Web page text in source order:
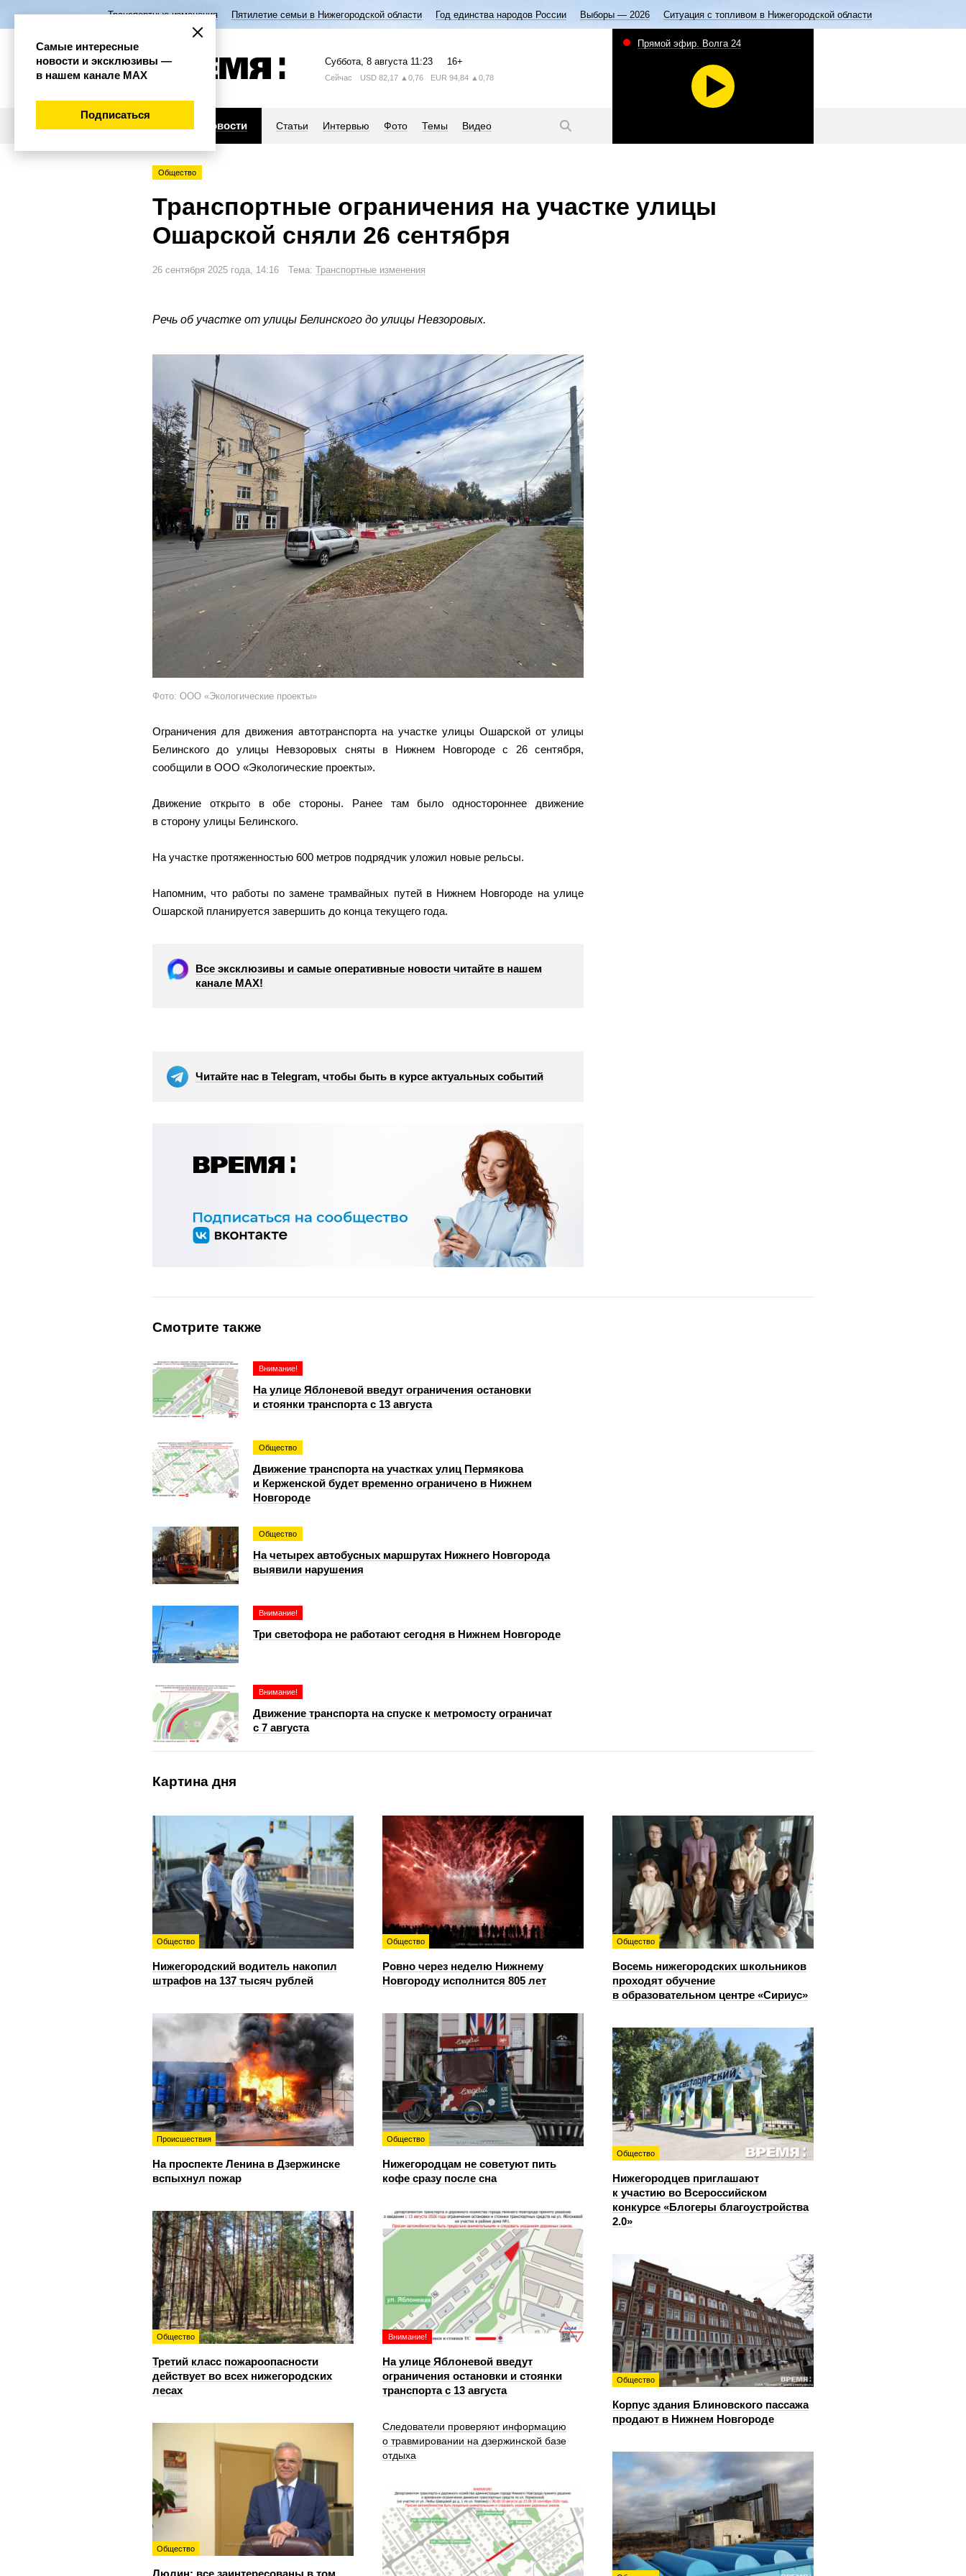
Транспортные изменения Пятилетие семьи в Нижегородской области Год единства народов России Выборы — 2026 Ситуация с топливом в Нижегородской области
Суббота, 8 августа 11:23 16+
Сейчас USD 82,17 ▲0,76 EUR 94,84 ▲0,78
Новости Статьи Интервью Фото Темы Видео
Прямой эфир. Волга 24
Общество
Транспортные ограничения на участке улицы
Ошарской сняли 26 сентября
26 сентября 2025 года, 14:16 Тема: Транспортные изменения
Речь об участке от улицы Белинского до улицы Невзоровых.
Фото: ООО «Экологические проекты»
Ограничения для движения автотранспорта на участке улицы Ошарской от улицы
Белинского до улицы Невзоровых сняты в Нижнем Новгороде с 26 сентября,
сообщили в ООО «Экологические проекты».
Движение открыто в обе стороны. Ранее там было одностороннее движение
в сторону улицы Белинского.
На участке протяженностью 600 метров подрядчик уложил новые рельсы.
Напомним, что работы по замене трамвайных путей в Нижнем Новгороде на улице
Ошарской планируется завершить до конца текущего года.
Все эксклюзивы и самые оперативные новости читайте в нашем
канале МАХ!
Читайте нас в Telegram, чтобы быть в курсе актуальных событий
Смотрите также
Внимание!
На улице Яблоневой введут ограничения остановки
и стоянки транспорта с 13 августа
Общество
Движение транспорта на участках улиц Пермякова
и Керженской будет временно ограничено в Нижнем
Новгороде
Общество
На четырех автобусных маршрутах Нижнего Новгорода
выявили нарушения
Внимание!
Три светофора не работают сегодня в Нижнем Новгороде
Внимание!
Движение транспорта на спуске к метромосту ограничат
с 7 августа
Картина дня
Общество
Нижегородский водитель накопил
штрафов на 137 тысяч рублей
Общество
Ровно через неделю Нижнему
Новгороду исполнится 805 лет
Общество
Восемь нижегородских школьников
проходят обучение
в образовательном центре «Сириус»
Происшествия
На проспекте Ленина в Дзержинске
вспыхнул пожар
Общество
Нижегородцам не советуют пить
кофе сразу после сна
Общество
Нижегородцев приглашают
к участию во Всероссийском
конкурсе «Блогеры благоустройства
2.0»
Общество
Третий класс пожароопасности
действует во всех нижегородских
лесах
Внимание!
На улице Яблоневой введут
ограничения остановки и стоянки
транспорта с 13 августа
Общество
Корпус здания Блиновского пассажа
продают в Нижнем Новгороде
Общество
Люлин: все заинтересованы в том,
Следователи проверяют информацию
о травмировании на дзержинской базе
отдыха
Самые интересные
новости и эксклюзивы —
в нашем канале МАХ
Подписаться